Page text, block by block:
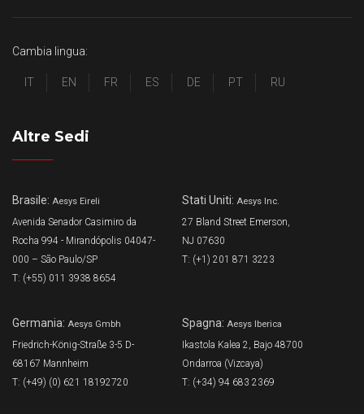
Cambia lingua:
IT EN FR ES DE PT RU
Altre Sedi
Brasile: Aesys Eireli
Avenida Senador Casimiro da
Rocha 994 - Mirandópolis 04047-
000 – São Paulo/SP
T: (+55) 011 3938 8654
Stati Uniti: Aesys Inc.
27 Bland Street Emerson,
NJ 07630
T: (+1) 201 871 3223
Germania: Aesys Gmbh
Friedrich-König-Straße 3-5 D-
68167 Mannheim
T: (+49) (0) 621 18192720
Spagna: Aesys Iberica
Ikastola Kalea 2, Bajo 48700
Ondarroa (Vizcaya)
T: (+34) 94 683 2369